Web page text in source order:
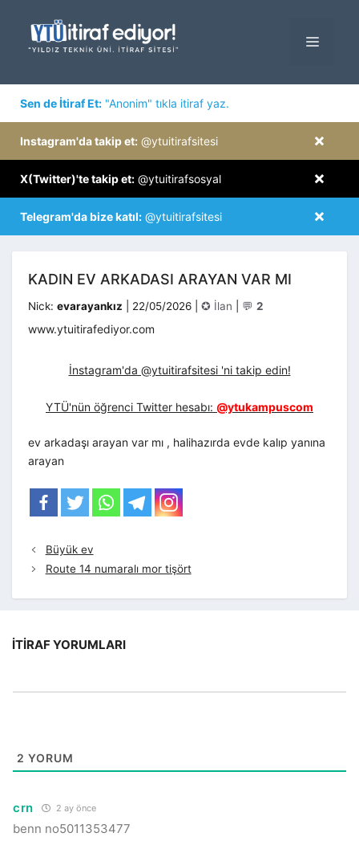
MENÜ
Sen de İtiraf Et: "Anonim" tıkla itiraf yaz.
×
Instagram'da takip et: @ytuitirafsitesi
×
X(Twitter)'te takip et: @ytuitirafsosyal
×
Telegram'da bize katıl: @ytuitirafsitesi
KADIN EV ARKADASI ARAYAN VAR MI
Nick: evarayankız 22/05/2026 Kategoriler
✪ İlan 💬 2
www.ytuitirafediyor.com
İnstagram'da @ytuitirafsitesi 'ni takip edin!
YTÜ'nün öğrenci Twitter hesabı: @ytukampuscom
ev arkadaşı arayan var mı , halihazırda evde kalıp yanına
arayan
Büyük ev
Route 14 numaralı mor tişört
İTIRAF YORUMLARI
2 YORUM
crn 2 ay önce
benn no5011353477